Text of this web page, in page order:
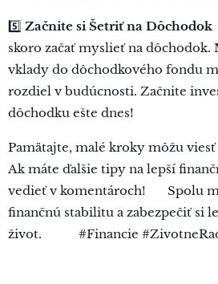
5️⃣ Začnite si Šetriť na Dôchodok
skoro začať myslieť na dôchodok.
vklady do dôchodkového fondu
rozdiel v budúcnosti. Začnite
dôchodku ešte dnes!
Pamätajte, malé kroky môžu
Ak máte ďalšie tipy na lepší
vedieť v komentároch! 💬 Spolu
finančnú stabilitu a zabezpečiť si
život. 💪💸 #Financie